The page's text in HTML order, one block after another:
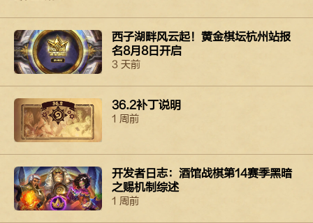
西子湖畔风云起！黄金棋坛杭州站报
名8月8日开启
3 天前
36.2补丁说明
1 周前
开发者日志：酒馆战棋第14赛季黑暗
之赐机制综述
1 周前